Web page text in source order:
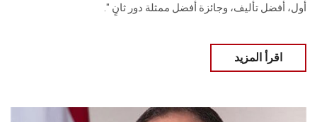
أول، أفضل تأليف، وجائزة أفضل ممثلة دور ثانٍ ".
اقرأ المزيد